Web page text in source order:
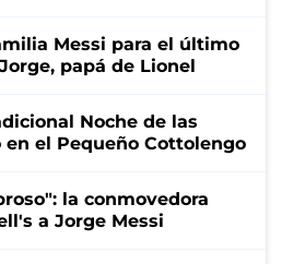
Messi para el último
papá de Lionel
Noche de las
el Pequeño Cottolengo
la conmovedora
a Jorge Messi